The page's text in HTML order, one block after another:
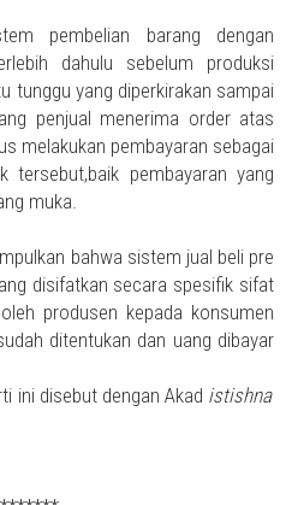
pembelian barang dengan
dahulu sebelum produksi
tunggu yang diperkirakan sampai
penjual menerima order atas
melakukan pembayaran sebagai
tersebut,baik pembayaran yang
muka.
bahwa sistem jual beli pre
disifatkan secara spesifik sifat
produsen kepada konsumen
ditentukan dan uang dibayar
ini disebut dengan Akad istishna’